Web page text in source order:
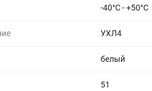
-40°C - +50°C
УХЛ4
белый
51